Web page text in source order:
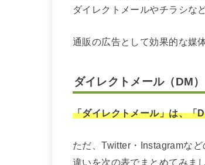
ダイレクトメールやチラシな
通販の広告として効果的な媒
ダイレクトメール（DM）
「ダイレクトメール」は、「
ただ、Twitter・Instagramなど
違いを次の表でまとめてみまし